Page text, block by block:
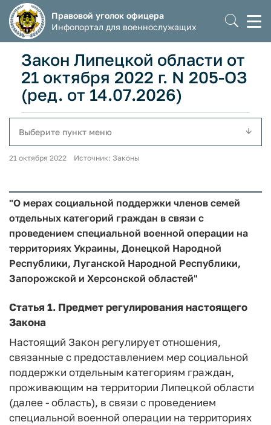
Правовой уголок офицера
Инфопортал для военнослужащих
Закон Липецкой области от
21 октября 2022 г. N 205-ОЗ
(ред. от 14.07.2026)
Выберите пункт меню
21 октября 2022 Источник: Законы
"О мерах социальной поддержки членов семей
отдельных категорий граждан в связи с
проведением специальной военной операции на
территориях Украины, Донецкой Народной
Республики, Луганской Народной Республики,
Запорожской и Херсонской областей"
Статья 1. Предмет регулирования настоящего
Закона
Настоящий Закон регулирует отношения,
связанные с предоставлением мер социальной
поддержки отдельным категориям граждан,
проживающим на территории Липецкой области
(далее - область), в связи с проведением
специальной военной операции на территориях